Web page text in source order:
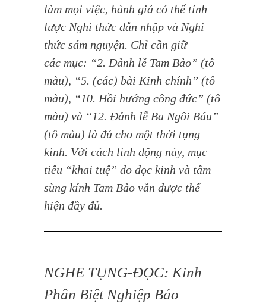
làm mọi việc, hành giả có thể tỉnh
lược Nghi thức dẫn nhập và Nghi
thức sám nguyện. Chỉ cần giữ
các mục: “2. Đảnh lễ Tam Bảo” (tô
màu), “5. (các) bài Kinh chính” (tô
màu), “10. Hồi hướng công đức” (tô
màu) và “12. Đảnh lễ Ba Ngôi Báu”
(tô màu) là đủ cho một thời tụng
kinh. Với cách linh động này, mục
tiêu “khai tuệ” do đọc kinh và tâm
sùng kính Tam Bảo vẫn được thể
hiện đầy đủ.
NGHE TỤNG-ĐỌC: Kinh
Phân Biệt Nghiệp Báo